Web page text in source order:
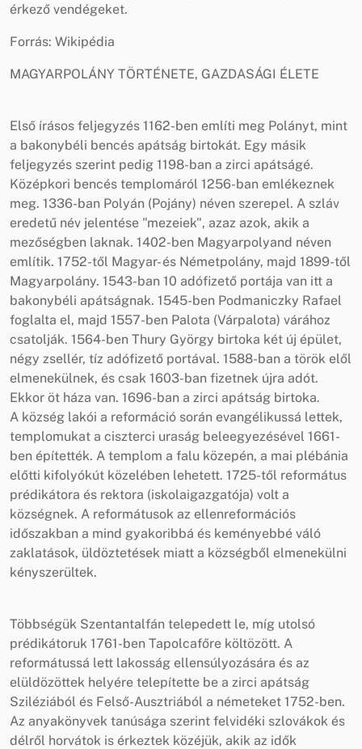
érkező vendégeket.
Forrás: Wikipédia
MAGYARPOLÁNY TÖRTÉNETE, GAZDASÁGI ÉLETE
Első írásos feljegyzés 1162-ben említi meg Polányt, mint
a bakonybéli bencés apátság birtokát. Egy másik
feljegyzés szerint pedig 1198-ban a zirci apátságé.
Középkori bencés templomáról 1256-ban emlékeznek
meg. 1336-ban Polyán (Pojány) néven szerepel. A szláv
eredetű név jelentése "mezeiek", azaz azok, akik a
mezőségben laknak. 1402-ben Magyarpolyand néven
említik. 1752-től Magyar- és Németpolány, majd 1899-től
Magyarpolány. 1543-ban 10 adófizető portája van itt a
bakonybéli apátságnak. 1545-ben Podmaniczky Rafael
foglalta el, majd 1557-ben Palota (Várpalota) várához
csatolják. 1564-ben Thury György birtoka két új épület,
négy zsellér, tíz adófizető portával. 1588-ban a török elől
elmenekülnek, és csak 1603-ban fizetnek újra adót.
Ekkor öt háza van. 1696-ban a zirci apátság birtoka.
A község lakói a reformáció során evangélikussá lettek,
templomukat a ciszterci uraság beleegyezésével 1661-
ben építették. A templom a falu közepén, a mai plébánia
előtti kifolyókút közelében lehetett. 1725-től református
prédikátora és rektora (iskolaigazgatója) volt a
községnek. A reformátusok az ellenreformációs
időszakban a mind gyakoribbá és keményebbé váló
zaklatások, üldöztetések miatt a községből elmenekülni
kényszerültek.
Többségük Szentantalfán telepedett le, míg utolsó
prédikátoruk 1761-ben Tapolcafőre költözött. A
reformátussá lett lakosság ellensúlyozására és az
elüldözöttek helyére telepítette be a zirci apátság
Sziléziából és Felső-Ausztriából a németeket 1752-ben.
Az anyakönyvek tanúsága szerint felvidéki szlovákok és
délről horvátok is érkeztek közéjük, akik az idők